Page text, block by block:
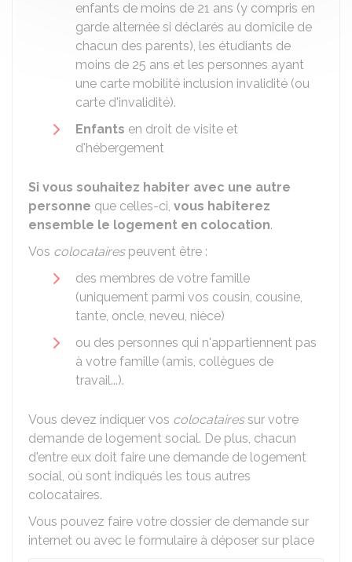
enfants de moins de 21 ans (y compris en
garde alternée si déclarés au domicile de
chacun des parents), les étudiants de
moins de 25 ans et les personnes ayant
une carte mobilité inclusion invalidité (ou
carte d'invalidité).
Enfants en droit de visite et
d'hébergement
Si vous souhaitez habiter avec une autre
personne que celles-ci, vous habiterez
ensemble le logement en colocation.
Vos colocatairespeuvent être :
des membres de votre famille
(uniquement parmi vos cousin, cousine,
tante, oncle, neveu, nièce)
ou des personnes qui n'appartiennent pas
à votre famille (amis, collègues de
travail...).
Vous devez indiquer vos colocatairessur votre
demande de logement social. De plus, chacun
d'entre eux doit faire une demande de logement
social, où sont indiqués les tous autres
colocataires.
Vous pouvez faire votre dossier de demande sur
internet ou avec le formulaire à déposer sur place